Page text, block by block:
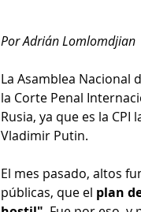
Por Adrián Lomlomdjian
La Asamblea Nacional
la Corte Penal
Rusia, ya que es la
Vladimir Putin.
El mes pasado, altos
públicas, que el plan